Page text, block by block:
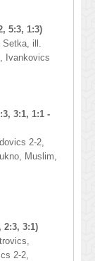
5:3, 1:3)
ill.
Ivankovics
3:1, 1:1 -
2-2,
Muslim,
2:3, 3:1)
2-2,